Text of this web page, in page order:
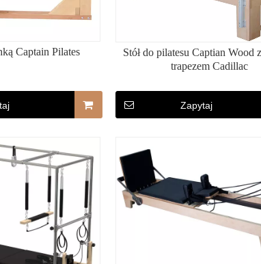
Captain Pilates
Stół do pilatesu Captian Wood
trapezem Cadillac
Zapytaj